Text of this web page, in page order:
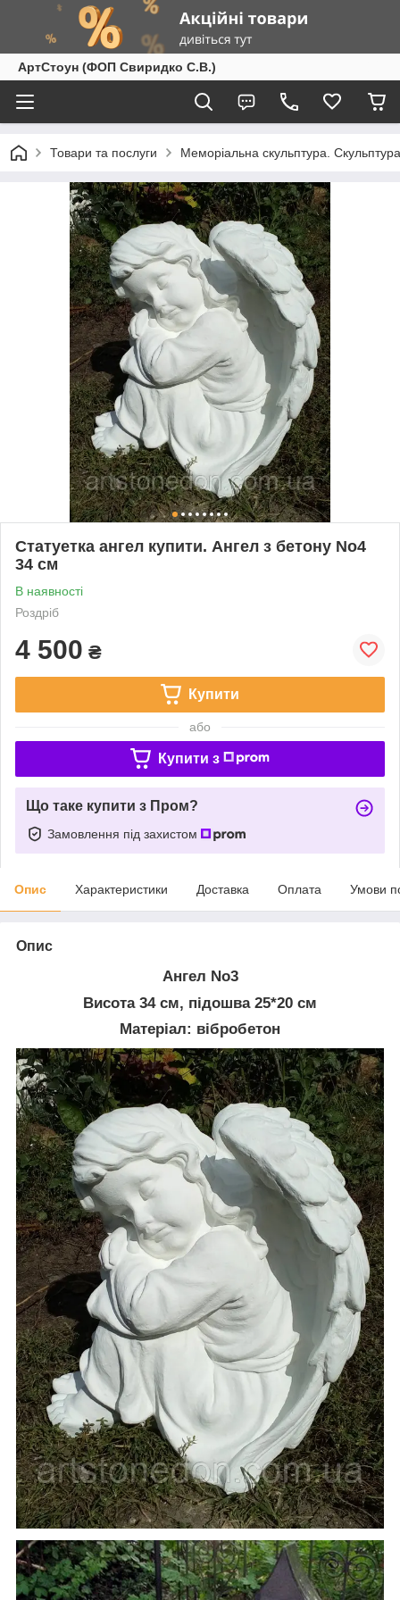
АртСтоун (ФОП Свиридко С.В.)
Товари та послуги Меморіальна скульптура.
Статуетка ангел купити. Ангел з бетону No4
34 см
В наявності
Роздріб
4 500 ₴
Купити
або
Купити з
Що таке купити з Пром?
Замовлення під захистом
Опис Характеристики Доставка Оплата Умови
Опис
Ангел No3
Висота 34 см, підошва 25*20 см
Матеріал: вібробетон